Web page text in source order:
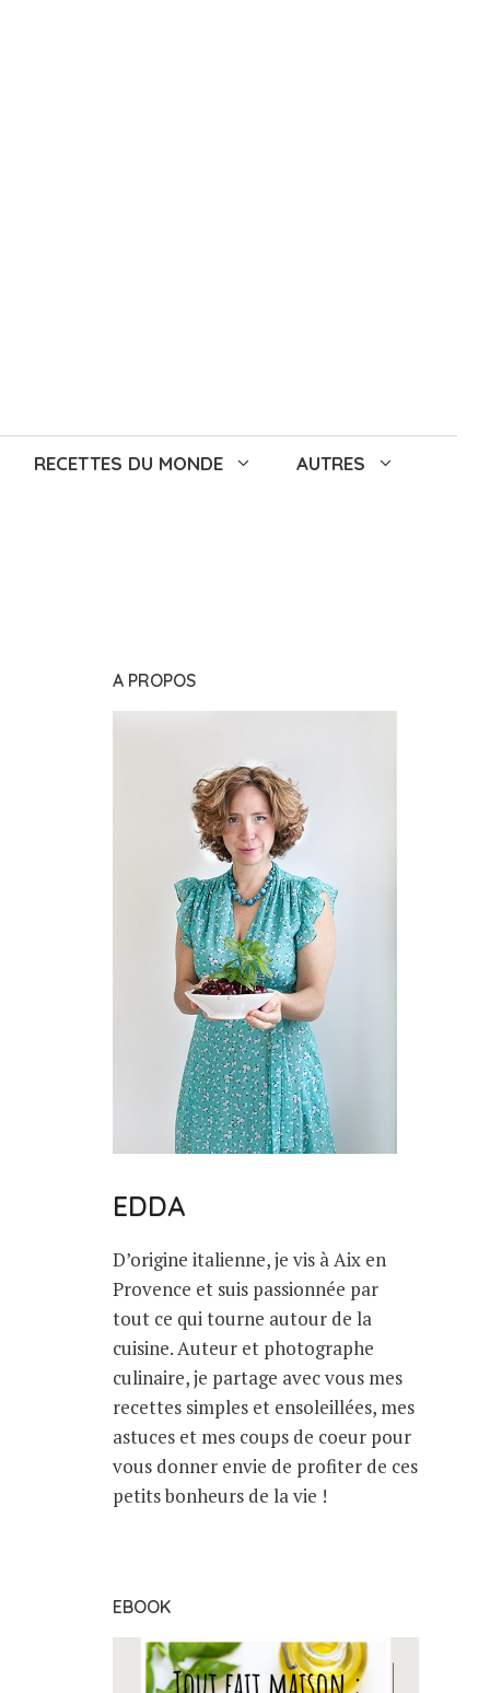
RECETTES DU MONDE AUTRES
A PROPOS
EDDA
D’origine italienne, je vis à Aix en
Provence et suis passionnée par
tout ce qui tourne autour de la
cuisine. Auteur et photographe
culinaire, je partage avec vous mes
recettes simples et ensoleillées, mes
astuces et mes coups de coeur pour
vous donner envie de profiter de ces
petits bonheurs de la vie !
EBOOK